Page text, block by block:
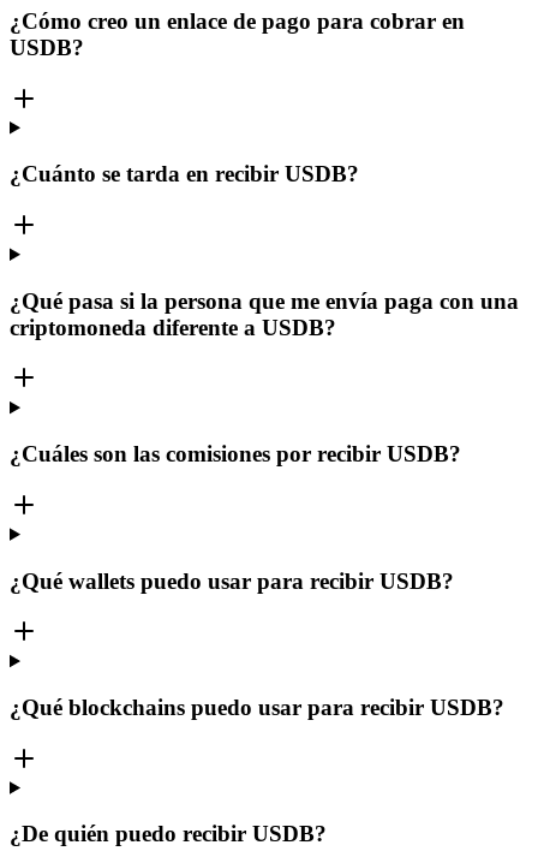
¿Cómo creo un enlace de pago para cobrar en
USDB?
¿Cuánto se tarda en recibir USDB?
¿Qué pasa si la persona que me envía paga con una
criptomoneda diferente a USDB?
¿Cuáles son las comisiones por recibir USDB?
¿Qué wallets puedo usar para recibir USDB?
¿Qué blockchains puedo usar para recibir USDB?
¿De quién puedo recibir USDB?